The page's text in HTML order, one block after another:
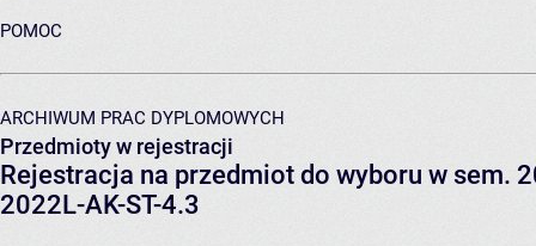
POMOC
ARCHIWUM PRAC DYPLOMOWYCH
Przedmioty w rejestracji
Rejestracja na przedmiot do wyboru w sem.
2022L-AK-ST-4.3